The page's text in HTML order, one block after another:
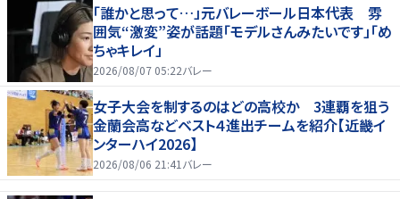
「誰かと思って…」元バレーボール日本代表 雰
囲気“激変”姿が話題「モデルさんみたいです」「め
ちゃキレイ」
2026/08/07 05:22バレー
女子大会を制するのはどの高校か 3連覇を狙う
金蘭会高などベスト４進出チームを紹介【近畿イ
ンターハイ2026】
2026/08/06 21:41 バレー